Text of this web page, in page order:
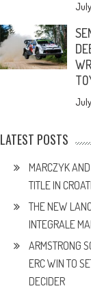
LATEST POSTS
MARCZYK
TITLE IN
THE NEW
INTEGRALE
ARMSTRONG
ERC WIN TO
DECIDER